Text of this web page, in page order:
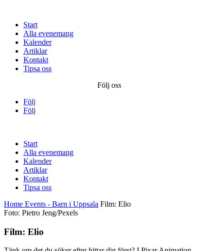
Start
Alla evenemang
Kalender
Artiklar
Kontakt
Tipsa oss
Följ oss
Följ
Följ
Start
Alla evenemang
Kalender
Artiklar
Kontakt
Tipsa oss
Home Events - Barn i Uppsala Film: Elio
Foto: Pietro Jeng/Pexels
Film: Elio